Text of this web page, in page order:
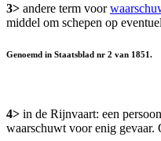
3> andere term voor
middel om schepen op
Genoemd in Staatsblad nr 2 van 1851.
4> in de Rijnvaart: een
waarschuwt voor enig gevaar.